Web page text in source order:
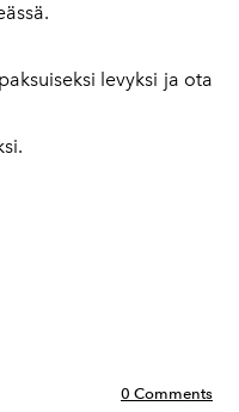
levyksi ja ota
0 Comments